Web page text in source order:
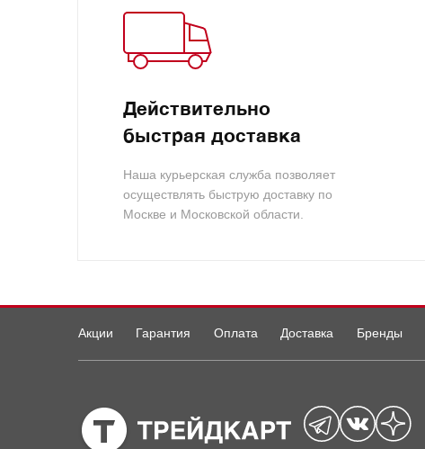
Действительно
быстрая доставка
Наша курьерская служба позволяет
осуществлять быструю доставку по
Москве и Московской области.
Акции Гарантия Оплата Доставка Бренды